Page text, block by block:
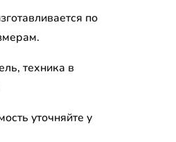
по
техника в
уточняйте у